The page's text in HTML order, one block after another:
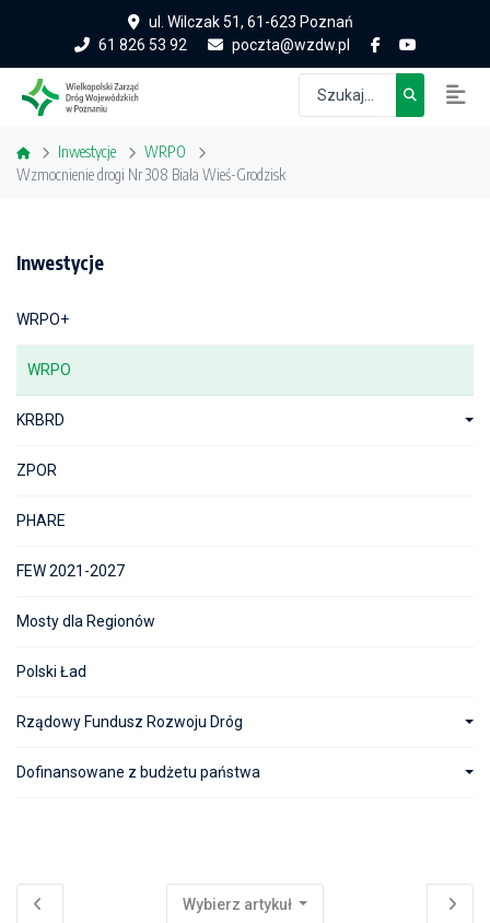
ul. Wilczak 51, 61-623 Poznań
61 826 53 92
poczta@wzdw.pl
Inwestycje
WRPO
Wzmocnienie drogi Nr 308 Biała Wieś-Grodzisk
Inwestycje
WRPO+
WRPO
KRBRD
ZPOR
PHARE
FEW 2021-2027
Mosty dla Regionów
Polski Ład
Rządowy Fundusz Rozwoju Dróg
Dofinansowane z budżetu państwa
Wybierz artykuł